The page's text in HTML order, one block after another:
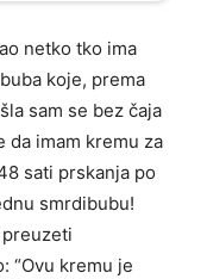
netko tko ima
koje, prema
sam se bez čaja
da imam kremu za
sati prskanja po
smrdibubu!
“Ovu kremu je